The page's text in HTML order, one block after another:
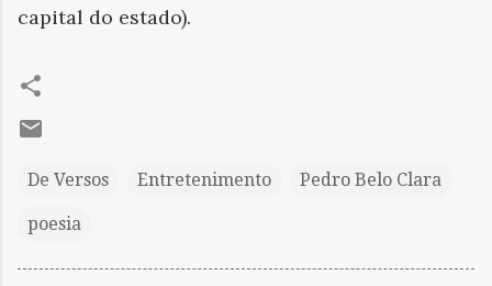
capital do estado).
De Versos Entretenimento Pedro Belo Clara
poesia